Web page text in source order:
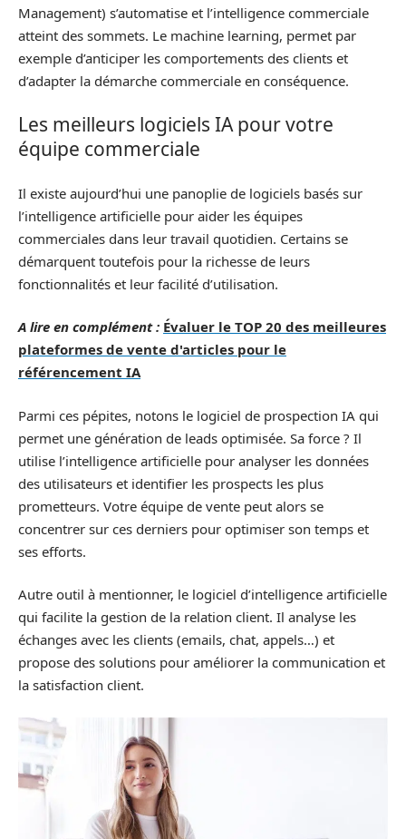
Management) s’automatise et l’intelligence commerciale
atteint des sommets. Le machine learning, permet par
exemple d’anticiper les comportements des clients et
d’adapter la démarche commerciale en conséquence.
Les meilleurs logiciels IA pour votre
équipe commerciale
Il existe aujourd’hui une panoplie de logiciels basés sur
l’intelligence artificielle pour aider les équipes
commerciales dans leur travail quotidien. Certains se
démarquent toutefois pour la richesse de leurs
fonctionnalités et leur facilité d’utilisation.
A lire en complément : Évaluer le TOP 20 des meilleures
plateformes de vente d'articles pour le
référencement IA
Parmi ces pépites, notons le logiciel de prospection IA qui
permet une génération de leads optimisée. Sa force ? Il
utilise l’intelligence artificielle pour analyser les données
des utilisateurs et identifier les prospects les plus
prometteurs. Votre équipe de vente peut alors se
concentrer sur ces derniers pour optimiser son temps et
ses efforts.
Autre outil à mentionner, le logiciel d’intelligence artificielle
qui facilite la gestion de la relation client. Il analyse les
échanges avec les clients (emails, chat, appels…) et
propose des solutions pour améliorer la communication et
la satisfaction client.